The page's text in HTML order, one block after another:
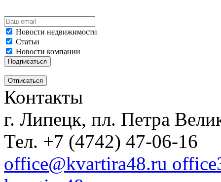
Новости недвижимости
Статьи
Новости компании
Контакты
г. Липецк, пл. Петра
Тел. +7 (4742) 47-06-16
office@kvartira48.ru